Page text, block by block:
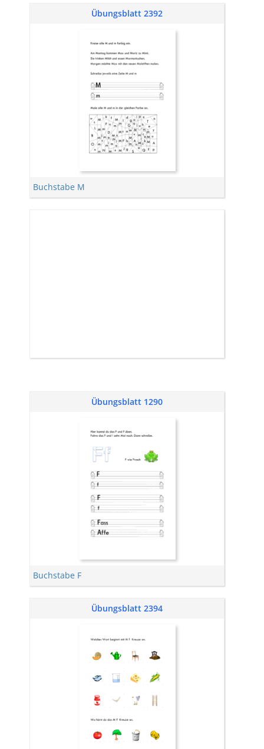
Übungsblatt 2392
Buchstabe M
Übungsblatt 1290
Buchstabe F
Übungsblatt 2394